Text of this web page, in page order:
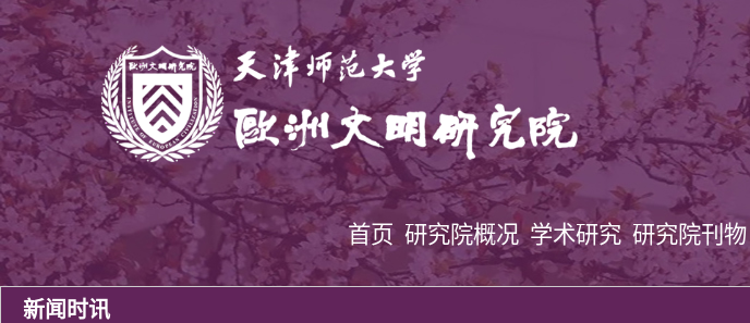
首页 研究院概况学术研究 研究院刊物
新闻时讯